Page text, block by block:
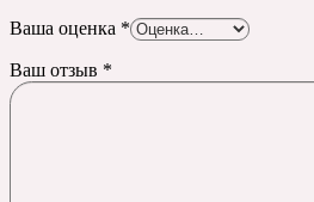
Ваша оценка *
Ваш отзыв *